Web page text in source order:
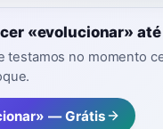
«evolucionar»
testamos no momento
— Grátis